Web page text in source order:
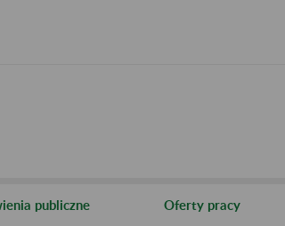
publiczne Oferty pracy